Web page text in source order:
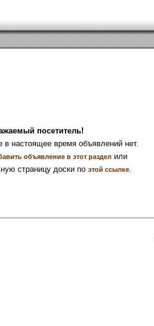
посетитель!
в настоящее время объявлений нет.
объявление в этот разделили
страницу доски по этой ссылке.